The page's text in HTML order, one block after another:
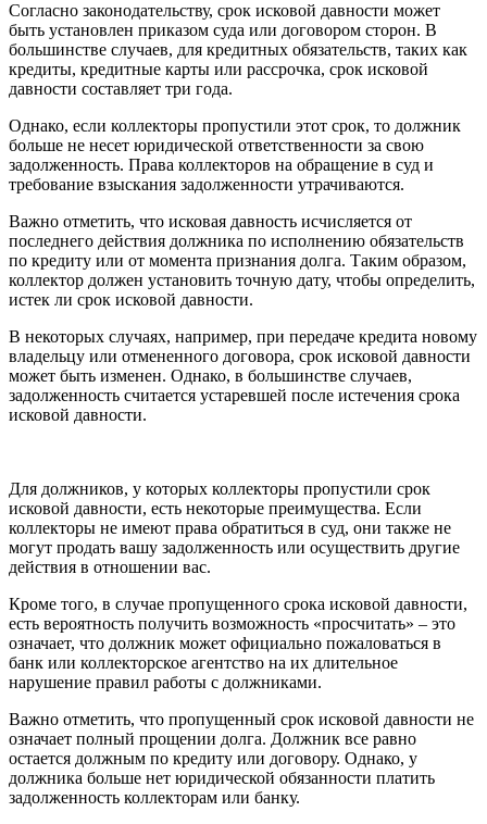
Согласно законодательству, срок исковой давности может
быть установлен приказом суда или договором сторон. В
большинстве случаев, для кредитных обязательств, таких как
кредиты, кредитные карты или рассрочка, срок исковой
давности составляет три года.
Однако, если коллекторы пропустили этот срок, то должник
больше не несет юридической ответственности за свою
задолженность. Права коллекторов на обращение в суд и
требование взыскания задолженности утрачиваются.
Важно отметить, что исковая давность исчисляется от
последнего действия должника по исполнению обязательств
по кредиту или от момента признания долга. Таким образом,
коллектор должен установить точную дату, чтобы определить,
истек ли срок исковой давности.
В некоторых случаях, например, при передаче кредита новому
владельцу или отмененного договора, срок исковой давности
может быть изменен. Однако, в большинстве случаев,
задолженность считается устаревшей после истечения срока
исковой давности.
Для должников, у которых коллекторы пропустили срок
исковой давности, есть некоторые преимущества. Если
коллекторы не имеют права обратиться в суд, они также не
могут продать вашу задолженность или осуществить другие
действия в отношении вас.
Кроме того, в случае пропущенного срока исковой давности,
есть вероятность получить возможность «просчитать» – это
означает, что должник может официально пожаловаться в
банк или коллекторское агентство на их длительное
нарушение правил работы с должниками.
Важно отметить, что пропущенный срок исковой давности не
означает полный прощении долга. Должник все равно
остается должным по кредиту или договору. Однако, у
должника больше нет юридической обязанности платить
задолженность коллекторам или банку.